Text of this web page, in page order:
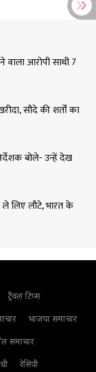
वाला आरोपी साथी 7
सौदे की शर्तों का
बोले- उन्हें देख
लिए लौटे, भारत के
ट्रैवल टिप्स
भाजपा समाचार
समाचार
रेसिपी